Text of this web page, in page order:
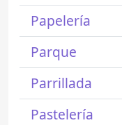
Papelería
Parque
Parrillada
Pastelería